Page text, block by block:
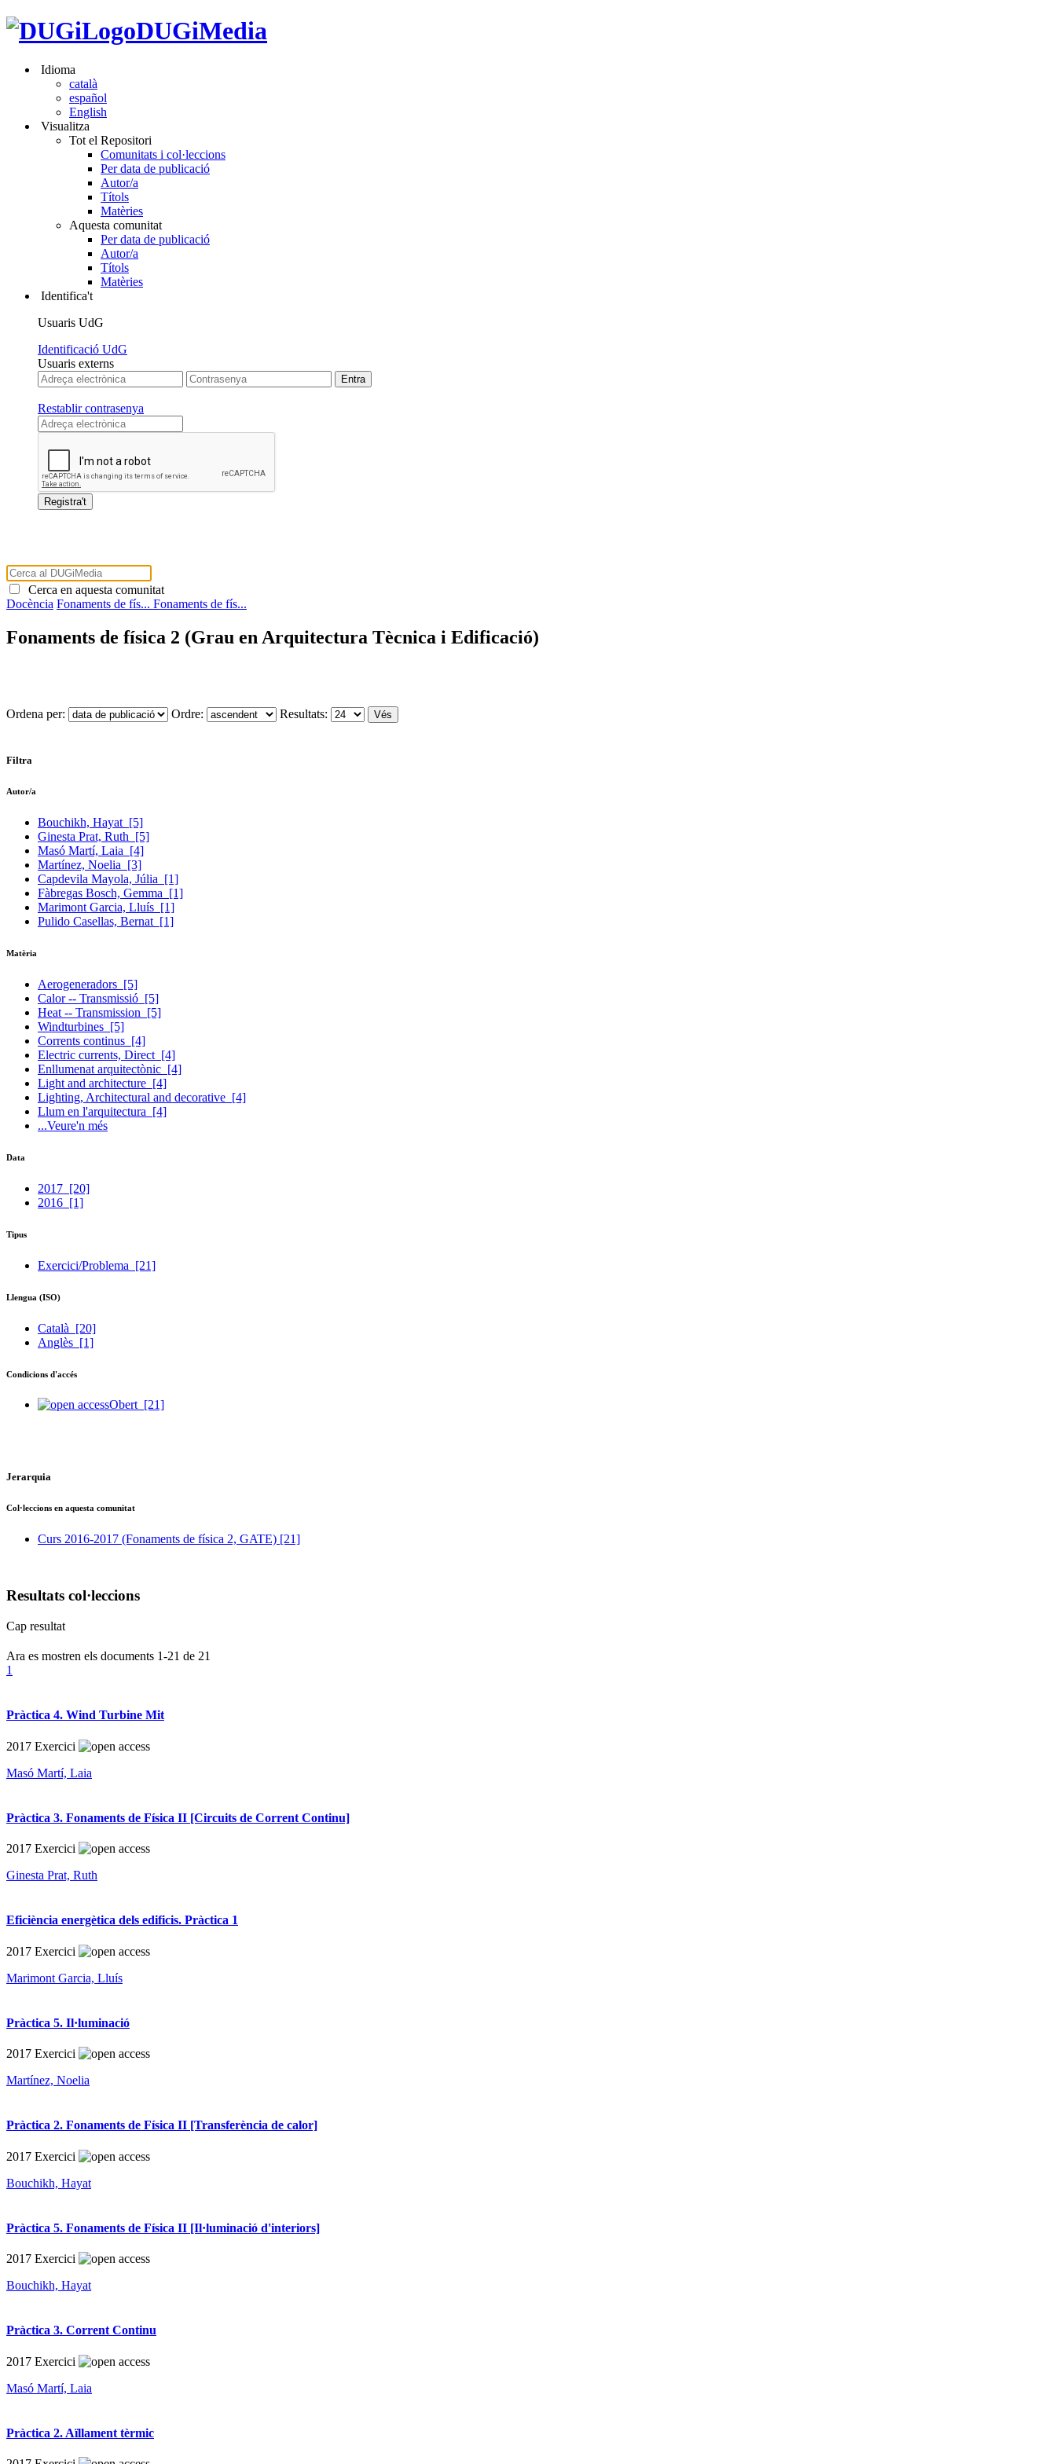
DUGiMedia
Idioma
català
español
English
Visualitza
Tot el Repositori
Comunitats i col·leccions
Per data de publicació
Autor/a
Títols
Matèries
Aquesta comunitat
Per data de publicació
Autor/a
Títols
Matèries
Identifica't
Usuaris UdG
Identificació UdG
Usuaris externs
Restablir contrasenya
Cerca en aquesta comunitat
Docència Fonaments de fís... Fonaments de fís...
Fonaments de física 2 (Grau en Arquitectura Tècnica i Edificació)
Ordena per: Ordre: Resultats:
Filtra
Autor/a
Bouchikh, Hayat [5]
Ginesta Prat, Ruth [5]
Masó Martí, Laia [4]
Martínez, Noelia [3]
Capdevila Mayola, Júlia [1]
Fàbregas Bosch, Gemma [1]
Marimont Garcia, Lluís [1]
Pulido Casellas, Bernat [1]
Matèria
Aerogeneradors [5]
Calor -- Transmissió [5]
Heat -- Transmission [5]
Windturbines [5]
Corrents continus [4]
Electric currents, Direct [4]
Enllumenat arquitectònic [4]
Light and architecture [4]
Lighting, Architectural and decorative [4]
Llum en l'arquitectura [4]
...Veure'n més
Data
2017 [20]
2016 [1]
Tipus
Exercici/Problema [21]
Llengua (ISO)
Català [20]
Anglès [1]
Condicions d'accés
Obert [21]
Jerarquia
Col·leccions en aquesta comunitat
Curs 2016-2017 (Fonaments de física 2, GATE) [21]
Resultats col·leccions
Cap resultat
Ara es mostren els documents 1-21 de 21
1
Pràctica 4. Wind Turbine Mit
2017 Exercici
Masó Martí, Laia
Pràctica 3. Fonaments de Física II [Circuits de Corrent Continu]
2017 Exercici
Ginesta Prat, Ruth
Eficiència energètica dels edificis. Pràctica 1
2017 Exercici
Marimont Garcia, Lluís
Pràctica 5. Il·luminació
2017 Exercici
Martínez, Noelia
Pràctica 2. Fonaments de Física II [Transferència de calor]
2017 Exercici
Bouchikh, Hayat
Pràctica 5. Fonaments de Física II [Il·luminació d'interiors]
2017 Exercici
Bouchikh, Hayat
Pràctica 3. Corrent Continu
2017 Exercici
Masó Martí, Laia
Pràctica 2. Aïllament tèrmic